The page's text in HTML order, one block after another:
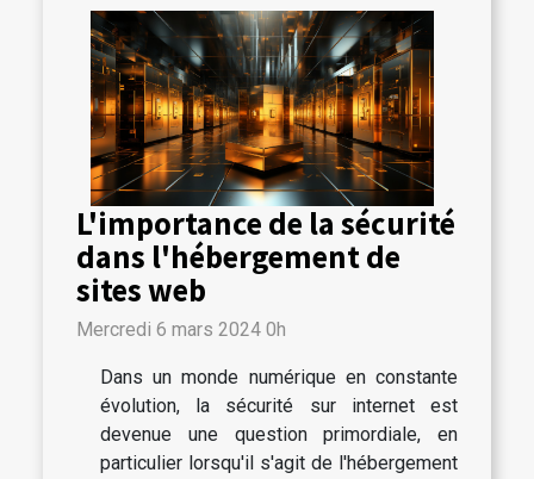
L'importance de la sécurité
dans l'hébergement de
sites web
Mercredi 6 mars 2024 0h
Dans un monde numérique en constante
évolution, la sécurité sur internet est
devenue une question primordiale, en
particulier lorsqu'il s'agit de l'hébergement